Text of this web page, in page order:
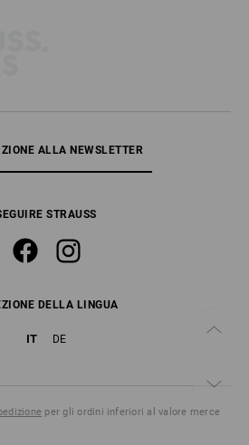
ALLA NEWSLETTER
STRAUSS
DELLA LINGUA
IT DE
per gli ordini inferiori al valore merce